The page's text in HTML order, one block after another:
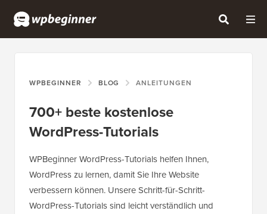
WPBEGINNER BLOG ANLEITUNGEN
700+ beste kostenlose
WordPress-Tutorials
WPBeginner WordPress-Tutorials helfen Ihnen,
WordPress zu lernen, damit Sie Ihre Website
verbessern können. Unsere Schritt-für-Schritt-
WordPress-Tutorials sind leicht verständlich und